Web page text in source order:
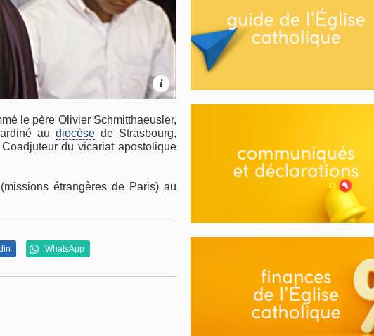
i
le père Olivier Schmitthaeusler,
audiocèse de Strasbourg,
du vicariat apostolique
(missions étrangères de Paris) au
WhatsApp